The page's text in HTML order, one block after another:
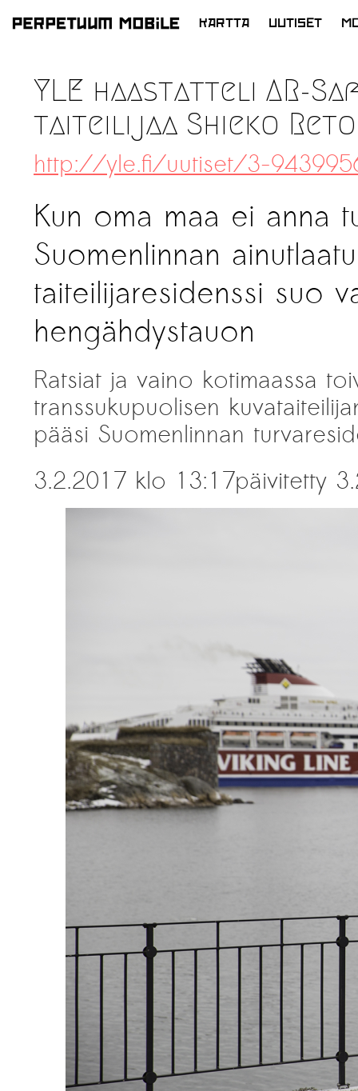
SIIRRY
KARTTA UUTISET
YLE haastatteli AR-
taiteilijaa Shieko Reto
http://yle.fi/uutiset/3-
Kun oma maa ei anna
Suomenlinnan
taiteilijaresidenssi suo
hengähdystauon
Ratsiat ja vaino kotimaassa
transsukupuolisen
pääsi Suomenlinnan
3.2.2017 klo 13:17päivitetty